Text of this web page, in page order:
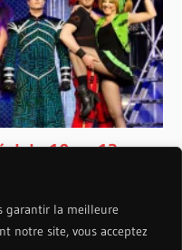
garantir la meilleure
notre site, vous acceptez